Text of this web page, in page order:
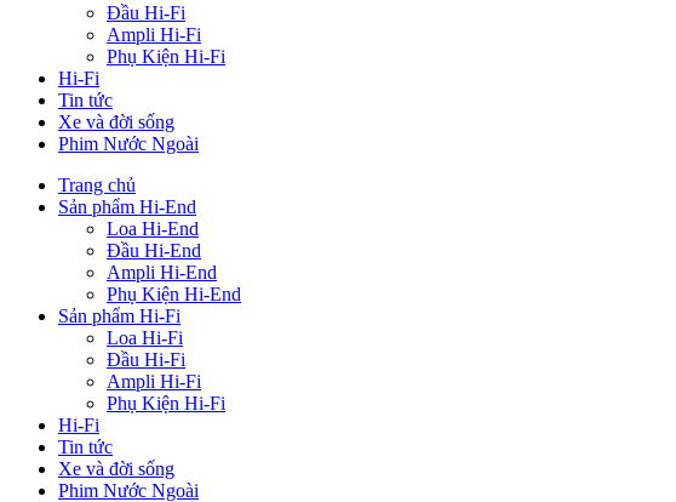
Đầu Hi-Fi
Ampli Hi-Fi
Phụ Kiện Hi-Fi
Hi-Fi
Tin tức
Xe và đời sống
Phim Nước Ngoài
Trang chủ
Sản phẩm Hi-End
Loa Hi-End
Đầu Hi-End
Ampli Hi-End
Phụ Kiện Hi-End
Sản phẩm Hi-Fi
Loa Hi-Fi
Đầu Hi-Fi
Ampli Hi-Fi
Phụ Kiện Hi-Fi
Hi-Fi
Tin tức
Xe và đời sống
Phim Nước Ngoài